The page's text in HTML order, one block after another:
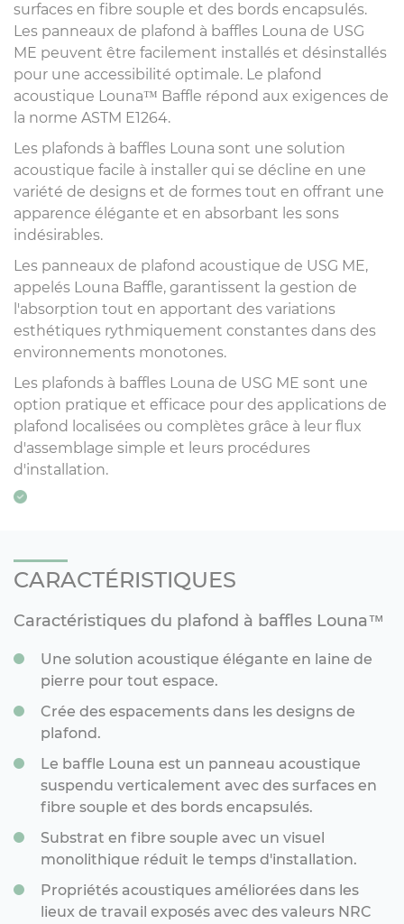
surfaces en fibre souple et des bords encapsulés.
Les panneaux de plafond à baffles Louna de USG
ME peuvent être facilement installés et désinstallés
pour une accessibilité optimale. Le plafond
acoustique Louna™ Baffle répond aux exigences de
la norme ASTM E1264.
Les plafonds à baffles Louna sont une solution
acoustique facile à installer qui se décline en une
variété de designs et de formes tout en offrant une
apparence élégante et en absorbant les sons
indésirables.
Les panneaux de plafond acoustique de USG ME,
appelés Louna Baffle, garantissent la gestion de
l'absorption tout en apportant des variations
esthétiques rythmiquement constantes dans des
environnements monotones.
Les plafonds à baffles Louna de USG ME sont une
option pratique et efficace pour des applications de
plafond localisées ou complètes grâce à leur flux
d'assemblage simple et leurs procédures
d'installation.
CARACTÉRISTIQUES
Caractéristiques du plafond à baffles Louna™
Une solution acoustique élégante en laine de
pierre pour tout espace.
Crée des espacements dans les designs de
plafond.
Le baffle Louna est un panneau acoustique
suspendu verticalement avec des surfaces en
fibre souple et des bords encapsulés.
Substrat en fibre souple avec un visuel
monolithique réduit le temps d'installation.
Propriétés acoustiques améliorées dans les
lieux de travail exposés avec des valeurs NRC